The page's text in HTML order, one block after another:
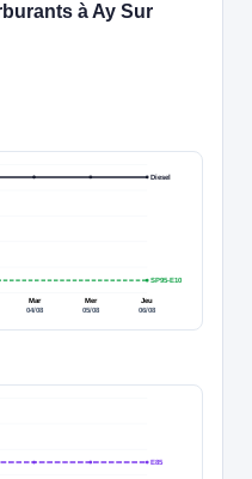
à Ay Sur
Mar
04/08
Mer
05/08
Jeu
06/08
Diesel
SP95-E10
E85